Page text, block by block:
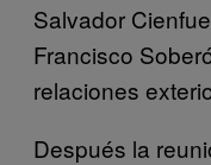
Salvador
Francisco
relaciones
Después la